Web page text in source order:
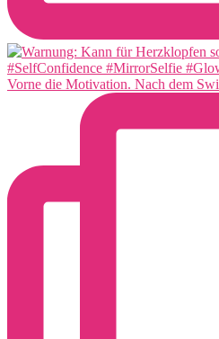
Vorne die Motivation. Nach dem